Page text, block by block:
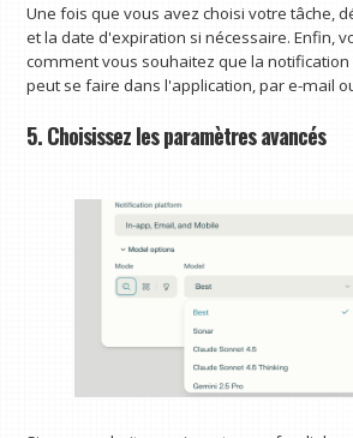
Une fois que vous avez choisi votre tâche,
et la date d'expiration si nécessaire. Enfin,
comment vous souhaitez que la notification
peut se faire dans l'application, par e-mail
5. Choisissez les paramètres avancés